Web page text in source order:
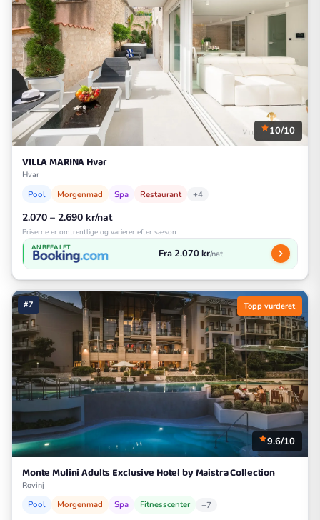
10/10
VILLA MARINA Hvar
Hvar
Pool Morgenmad Spa Restaurant +4
2.070 – 2.690 kr/nat
Priserne er omtrentlige og varierer efter sæson
ANBEFALET Fra 2.070 kr/nat
#7 Topp vurderet
9.6/10
Monte Mulini Adults Exclusive Hotel by Maistra Collection
Rovinj
Pool Morgenmad Spa Fitnesscenter +7